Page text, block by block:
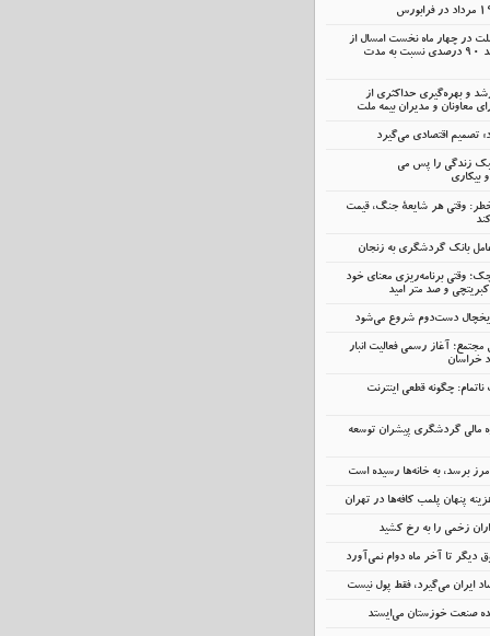
در چهار ماه نخست امسال از
14.5 همت گذشت؛ رشد 90 درصدی نسبت به مدت
و بهره‌گیری حداکثری از
معاونان و مدیران بیمه ملت
تصمیم اقتصادی می‌گیرد
زندگی را پس می
بیکاری
وقتی هر شایعهٔ جنگ، قیمت
وقتی برنامه‌ریزی معنای خود
و صد متر امید
یخچال دست‌دوم شروع می‌شود
آغاز رسمی فعالیت انبار
خراسان
چگونه قطعی اینترنت
مالی گردشگری پیشران توسعه
برسد، به خانه‌ها رسیده است
پنهان پلمب کافه‌ها در تهران
زخمی را به رخ کشید
دیگر تا آخر ماه دوام نمی‌آورد
ایران می‌گیرد، فقط پول نیست
صنعت خوزستان می‌ایستد